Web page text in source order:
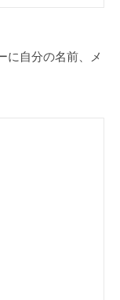
に自分の名前、メ